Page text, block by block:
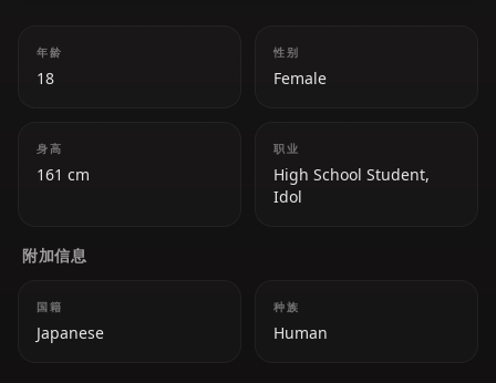
年龄
18
性别
Female
身高
161 cm
职业
High School Student,
Idol
附加信息
国籍
Japanese
种族
Human